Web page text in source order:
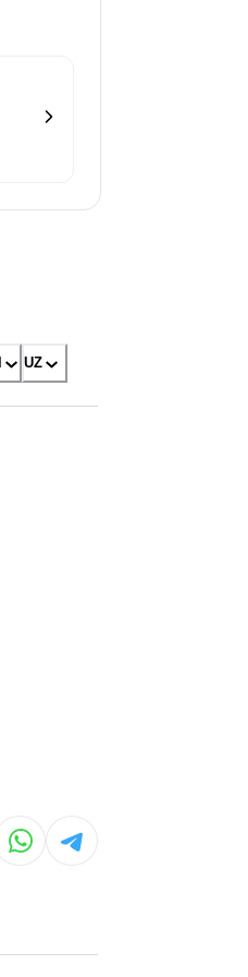
UZ